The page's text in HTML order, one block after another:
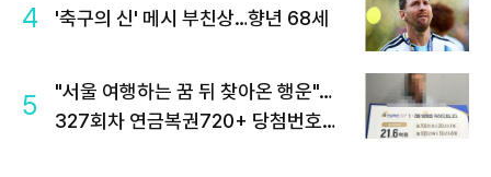
4 '축구의 신' 메시 부친상…향년 68세
5
"서울 여행하는 꿈 뒤 찾아온 행운"…
327회차 연금복권720+ 당첨번호조